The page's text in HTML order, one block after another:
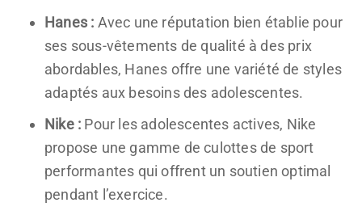
Hanes : Avec une réputation bien établie pour
ses sous-vêtements de qualité à des prix
abordables, Hanes offre une variété de styles
adaptés aux besoins des adolescentes.
Nike : Pour les adolescentes actives, Nike
propose une gamme de culottes de sport
performantes qui offrent un soutien optimal
pendant l’exercice.